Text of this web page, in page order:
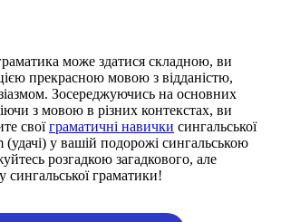
може здатися складною, ви
прекрасною мовою з відданістю,
Зосереджуючись на основних
з мовою в різних контекстах, ви
своїграматичні навички сингальської
у вашій подорожі сингальською
розгадкою загадкового, але
сингальської граматики!